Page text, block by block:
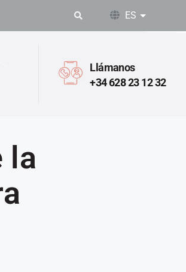
ES Lista
Llámanos
+34 628 23 12 32
la